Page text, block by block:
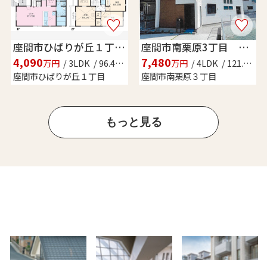
座間市ひばりが丘１丁目 新築戸建て 全１棟【仲介手数料無料】
4,090万円 / 3LDK / 96.46㎡
座間市ひばりが丘１丁目
座間市南栗原3丁目 新築戸建て 全１棟【仲介手数料無料】
7,480万円 / 4LDK / 121.64㎡
座間市南栗原３丁目
もっと見る